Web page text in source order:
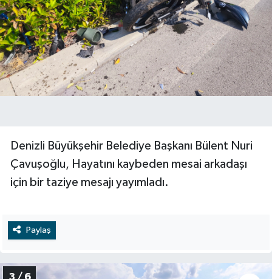
Denizli Büyükşehir Belediye Başkanı Bülent Nuri
Çavuşoğlu, Hayatını kaybeden mesai arkadaşı
için bir taziye mesajı yayımladı.
Paylaş